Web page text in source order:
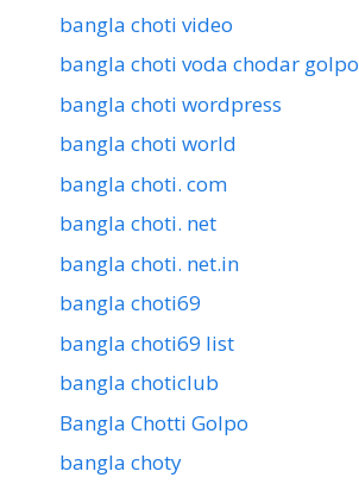
bangla choti video
bangla choti voda chodar golpo
bangla choti wordpress
bangla choti world
bangla choti. com
bangla choti. net
bangla choti. net.in
bangla choti69
bangla choti69 list
bangla choticlub
Bangla Chotti Golpo
bangla choty